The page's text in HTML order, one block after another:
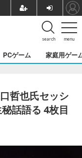
menu
search
PCゲーム 家庭用ゲー
哲也氏セッシ
話語る 4枚目